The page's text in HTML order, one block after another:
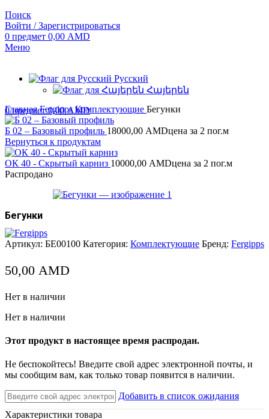
Поиск
Войти / Зарегистрироваться
0 предмет 0,00 AMD
Меню
Русский
Հայերեն
0предмет 0,00AMD
ГлавнаяFergippsКомплектующие Бегунки
Б 02 – Базовый профиль 18000,00 AMDцена за 2 пог.м
Вернуться к продуктам
ОК 40 - Скрытый карниз 10000,00 AMDцена за 2 пог.м
Распродано
Бегунки
Артикул: БЕ00100 Категория: Комплектующие Бренд: Fergipps
50,00 AMD
Нет в наличии
Нет в наличии
Этот продукт в настоящее время распродан.
Не беспокойтесь! Введите свой адрес электронной почты, и
мы сообщим вам, как только товар появится в наличии.
Добавить в список ожидания
Характеристики товара